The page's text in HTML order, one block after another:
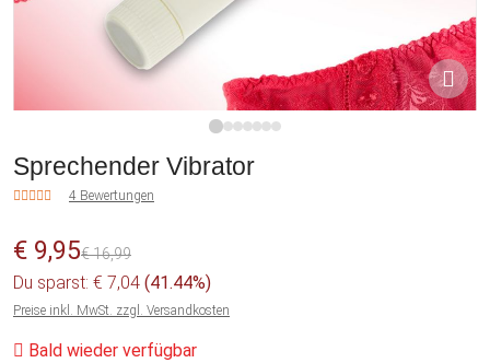
Sprechender Vibrator
4 Bewertungen
€ 9,95€ 16,99
Du sparst: € 7,04 (41.44%)
Preise inkl. MwSt. zzgl. Versandkosten
Bald wieder verfügbar